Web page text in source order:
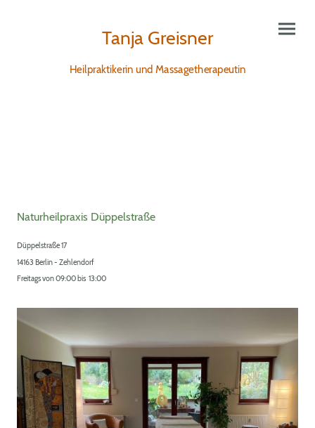
Tanja Greisner
Heilpraktikerin und Massagetherapeutin
Naturheilpraxis Düppelstraße
Düppelstraße 17
14163 Berlin - Zehlendorf
Freitags von 09:00 bis 13:00